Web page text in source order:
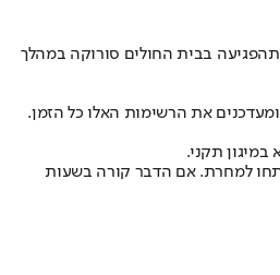
הפגיעה בבית החולים סורוקה במהלך
שחרור מוקדם, ומעדכנים את הרשימות האלו כל הזמן.
תקני.
למחרת. אם הדבר קורה בשעות